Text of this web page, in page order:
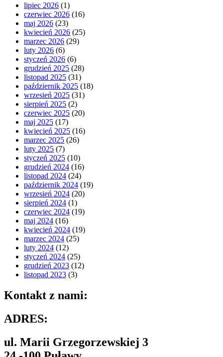
lipiec 2026 (1)
czerwiec 2026 (16)
maj 2026 (23)
kwiecień 2026 (25)
marzec 2026 (29)
luty 2026 (6)
styczeń 2026 (6)
grudzień 2025 (28)
listopad 2025 (31)
październik 2025 (18)
wrzesień 2025 (31)
sierpień 2025 (2)
czerwiec 2025 (20)
maj 2025 (17)
kwiecień 2025 (16)
marzec 2025 (26)
luty 2025 (7)
styczeń 2025 (10)
grudzień 2024 (16)
listopad 2024 (24)
październik 2024 (19)
wrzesień 2024 (20)
sierpień 2024 (1)
czerwiec 2024 (19)
maj 2024 (16)
kwiecień 2024 (19)
marzec 2024 (25)
luty 2024 (12)
styczeń 2024 (25)
grudzień 2023 (12)
listopad 2023 (3)
Kontakt z nami:
ADRES:
ul. Marii Grzegorzewskiej 3